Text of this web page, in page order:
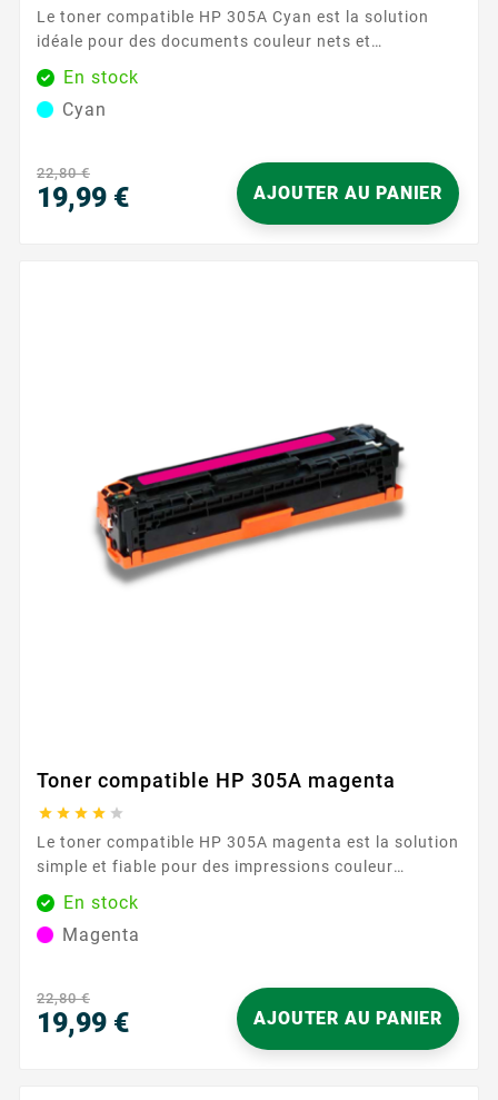
Le toner compatible HP 305A Cyan est la solution
idéale pour des documents couleur nets et
homogènes au quotidien. Conçu pour s’intégrer
naturellement à votre environnement d’impression, il
offre un cyan précis pour vos graphiques, logos et
d’utilisation sereine. Avec sa compatibilité ...
En stock
Cyan
22,80 €
19,99 € AJOUTER AU PANIER
Toner compatible HP 305A magenta
    
Le toner compatible HP 305A magenta est la solution
simple et fiable pour des impressions couleur
régulières au quotidien. Pensé pour les
environnements professionnels comme pour le
télétravail, il restitue des nuances magenta propres
marketing, graphiques et documents illustrés. En
choisissant un...
En stock
Magenta
22,80 €
19,99 € AJOUTER AU PANIER